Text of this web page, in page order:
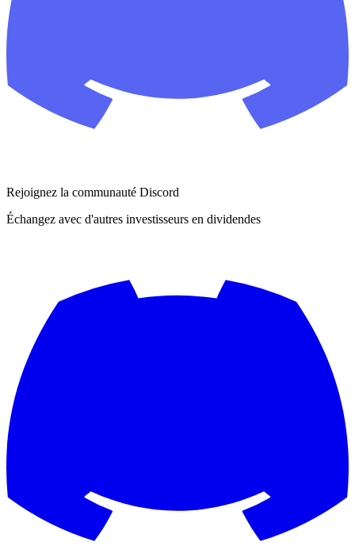
Rejoignez la communauté Discord
Échangez avec d'autres investisseurs en dividendes